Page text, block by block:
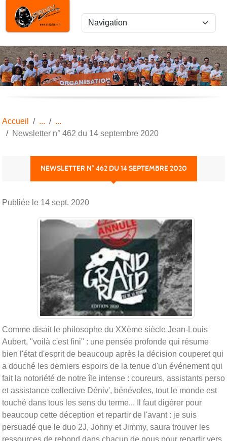
Accueil
Newsletter n° 462 du 14 septembre 2020
NEWSLETTER N° 462 DU 14 SEPTEMBRE 2020
Publiée le 14 sept. 2020
Comme disait le philosophe du XXème siècle Jean-Louis
Aubert, "voilà c'est fini" : une pensée profonde qui résume
bien l'état d'esprit de beaucoup après la décision couperet qui
a douché les derniers espoirs de la tenue d'un événement qui
fait la notoriété de notre île intense : coureurs, assistants perso
et assistance collective Déniv', bénévoles, tout le monde est
touché dans tous les sens du terme... Il faut digérer pour
beaucoup cette déception et repartir de l'avant : je suis
persuadé que le duo 2J, Johny et Jimmy, saura trouver les
ressources de rebond dans chacun de nous pour repartir vers
Panneau de gestion des cookies